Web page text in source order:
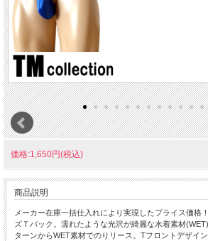
価格:1,650円(税込)
商品説明
メーカー在庫一括仕入れにより実現したプライス価格
ズＴバック。濡れたような光沢が綺麗な水着素材
ターンからWET素材でのりリース。Tフロントデザイ